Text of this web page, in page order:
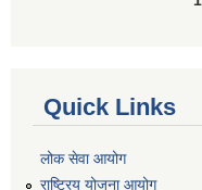
Quick Links
लोक सेवा आयोग
राष्ट्रिय योजना आयोग